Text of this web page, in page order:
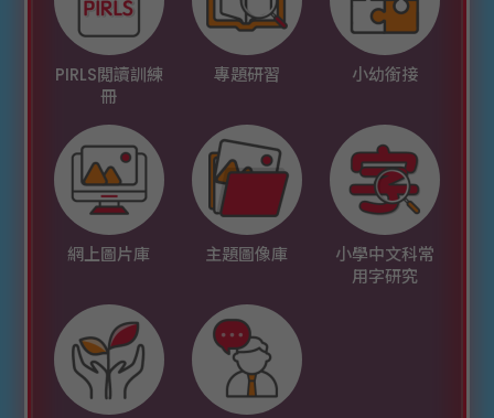
PIRLS閲讀訓練
冊
專題研習 小幼銜接
網上圖片庫 主題圖像庫
小學中文科常
用字研究